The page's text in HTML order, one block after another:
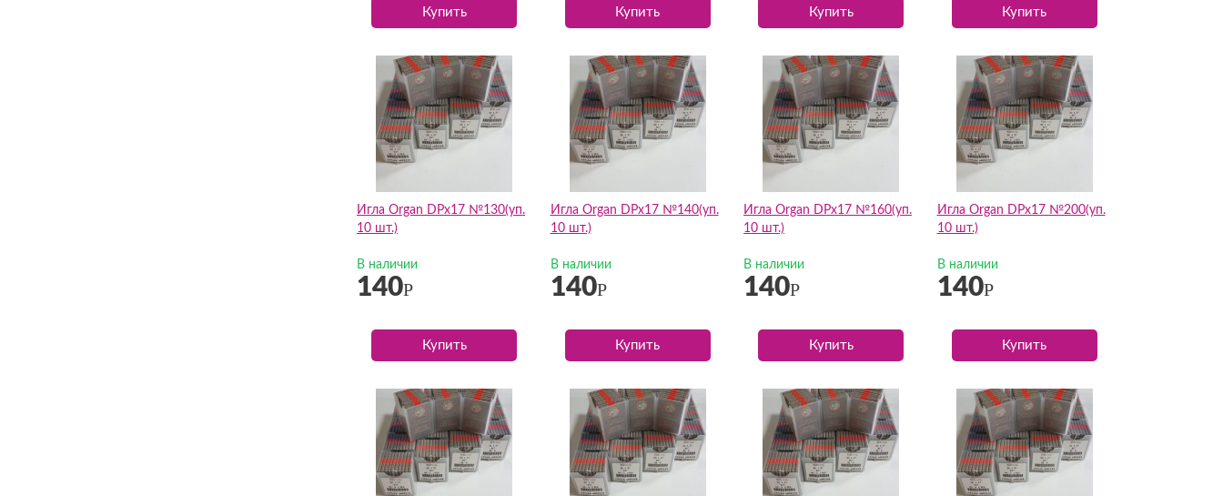
Купить Купить Купить Купить
Игла Organ DPх17 №130(уп.
10 шт.)
В наличии
140Р
Купить
Игла Organ DPх17 №140(уп.
10 шт.)
В наличии
140Р
Купить
Игла Organ DPх17 №160(уп.
10 шт.)
В наличии
140Р
Купить
Игла Organ DPх17 №200(уп.
10 шт.)
В наличии
140Р
Купить